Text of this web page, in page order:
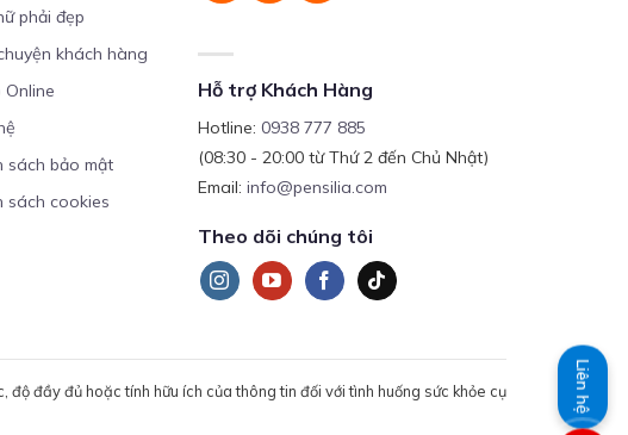
phải đẹp
khách hàng
Online
sách bảo mật
sách cookies
Hỗ trợ Khách Hàng
Hotline:0938 777 885
(08:30 - 20:00 từ Thứ 2 đến Chủ Nhật)
Email:info@pensilia.com
Theo dõi chúng tôi
đầy đủ hoặc tính hữu ích của thông tin đối với tình huống sức khỏe cụ
Liên hệ